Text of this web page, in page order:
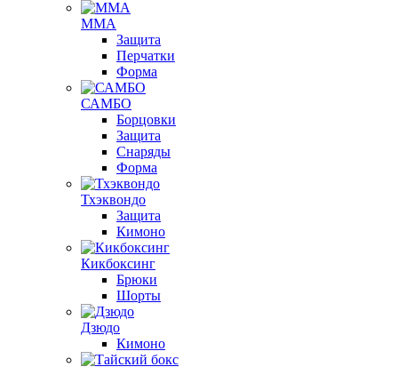
ММА
Защита
Перчатки
Форма
САМБО
Борцовки
Защита
Снаряды
Форма
Тхэквондо
Защита
Кимоно
Кикбоксинг
Брюки
Шорты
Дзюдо
Кимоно